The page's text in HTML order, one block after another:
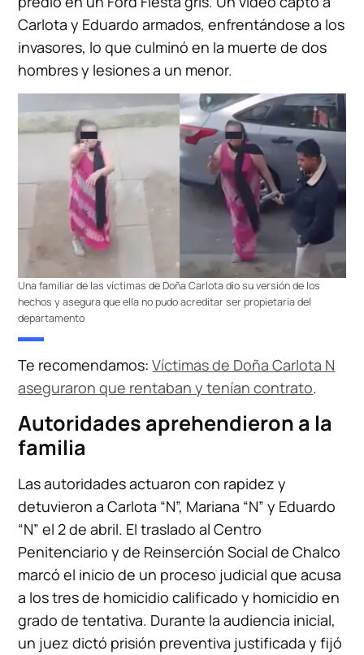
Carlota y Eduardo armados, enfrentándose a los
invasores, lo que culminó en la muerte de dos
hombres y lesiones a un menor.
Una familiar de las víctimas de Doña Carlota dio su versión de los
hechos y asegura que ella no pudo acreditar ser propietaria del
departamento
Te recomendamos:Víctimas de Doña Carlota N
aseguraron que rentaban y tenían contrato.
Autoridades aprehendieron a la
familia
Las autoridades actuaron con rapidez y
detuvieron a Carlota “N”, Mariana “N” y Eduardo
“N” el 2 de abril. El traslado al Centro
Penitenciario y de Reinserción Social de Chalco
marcó el inicio de un proceso judicial que acusa
a los tres de homicidio calificado y homicidio en
grado de tentativa. Durante la audiencia inicial,
un juez dictó prisión preventiva justificada y fijó